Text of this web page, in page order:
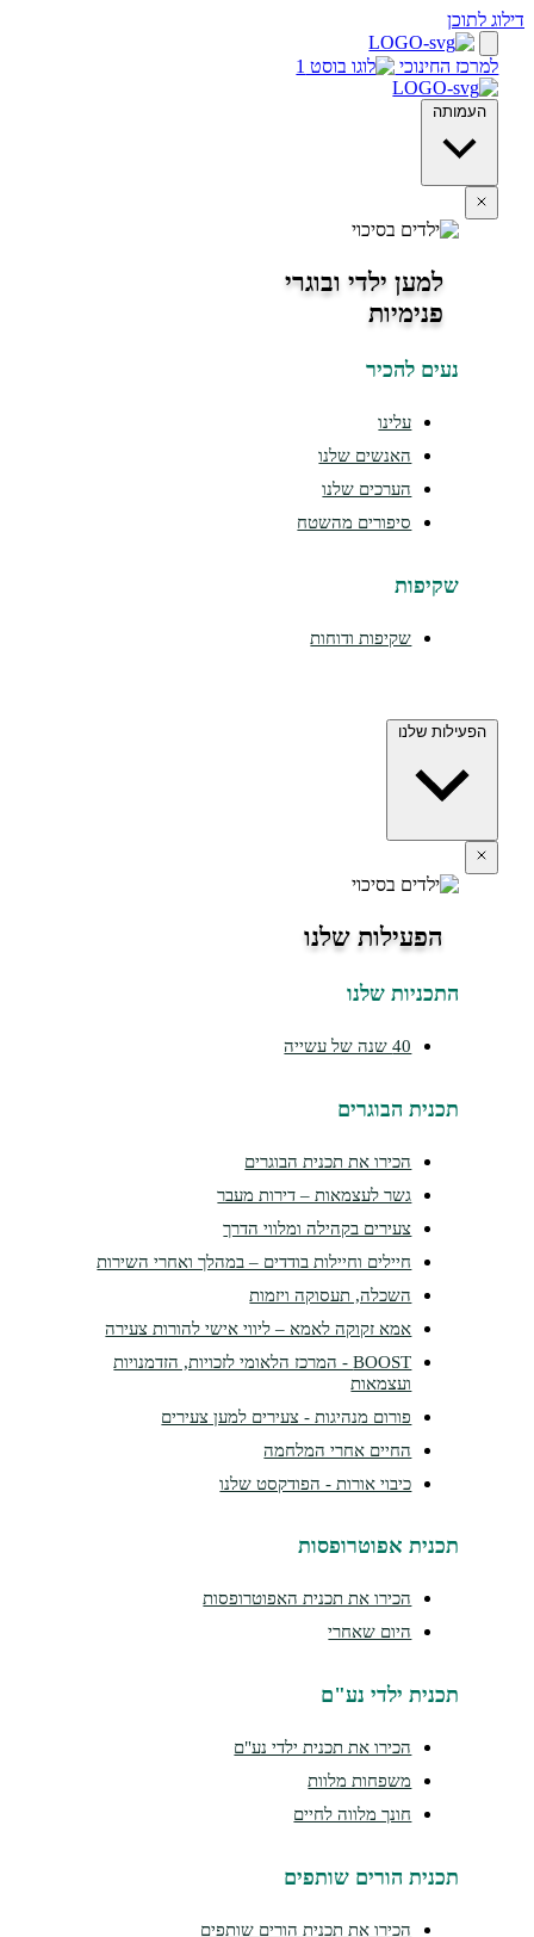
לתוכן
החינוכי
העמותה
למען ילדי ובוגרי
פנימיות
נעים להכיר
עלינו
האנשים שלנו
הערכים שלנו
סיפורים מהשטח
שקיפות
שקיפות ודוחות
הפעילות שלנו
הפעילות שלנו
התכניות שלנו
תכנית הבוגרים
הכירו את תכנית הבוגרים
גשר לעצמאות – דירות מעבר
צעירים בקהילה ומלווי הדרך
חיילים וחיילות בודדים – במהלך ואחרי השירות
השכלה, תעסוקה ויזמות
אמא זקוקה לאמא – ליווי אישי להורות צעירה
BOOST - המרכז הלאומי לזכויות, הזדמנויות
ועצמאות
פורום מנהיגות - צעירים למען צעירים
החיים אחרי המלחמה
כיבוי אורות - הפודקסט שלנו
תכנית אפוטרופסות
הכירו את תכנית האפוטרופסות
היום שאחרי
תכנית ילדי נע"ם
הכירו את תכנית ילדי נע"ם
משפחות מלוות
חונך מלווה לחיים
תכנית הורים שותפים
הכירו את תכנית הורים שותפים